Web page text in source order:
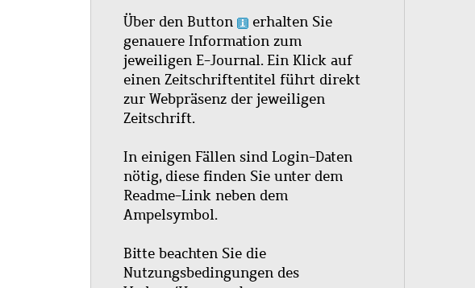
Über den Button
erhalten Sie
genauere Information zum
jeweiligen E-Journal. Ein Klick auf
einen Zeitschriftentitel führt direkt
zur Webpräsenz der jeweiligen
Zeitschrift.
In einigen Fällen sind Login-Daten
nötig, diese finden Sie unter dem
Readme-Link neben dem
Ampelsymbol.
Bitte beachten Sie die
Nutzungsbedingungen des